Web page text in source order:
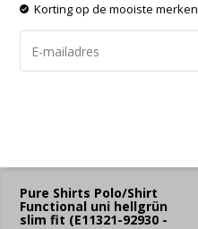
Pure Shirts Polo/Shirt
Functional uni hellgrün
slim fit (E11321-92930 -
Korting op de mooiste merken